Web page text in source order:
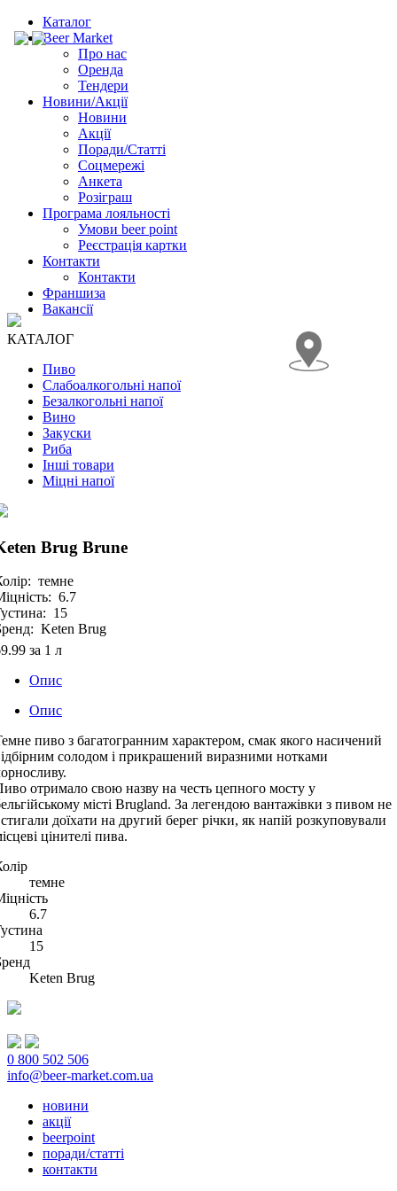
Каталог
Beer Market
Про нас
Оренда
Тендери
Новини/Акції
Новини
Акції
Поради/Статті
Соцмережі
Анкета
Розіграш
Програма лояльності
Умови beer point
Реєстрація картки
Контакти
Контакти
Франшиза
Вакансії
КАТАЛОГ
Пиво
Слабоалкогольні напої
Безалкогольні напої
Вино
Закуски
Риба
Інші товари
Міцні напої
Brug Brune
темне
6.7
15
Keten Brug
за 1 л
Опис
Опис
пиво з багатогранним характером, смак якого насичений
солодом і прикрашений виразними нотками
отримало свою назву на честь цепного мосту у
місті Brugland. За легендою вантажівки з пивом не
доїхати на другий берег річки, як напій розкуповували
цінителі пива.
темне
6.7
15
Keten Brug
0 800 502 506
info@beer-market.com.ua
новини
акції
beerpoint
поради/статті
контакти